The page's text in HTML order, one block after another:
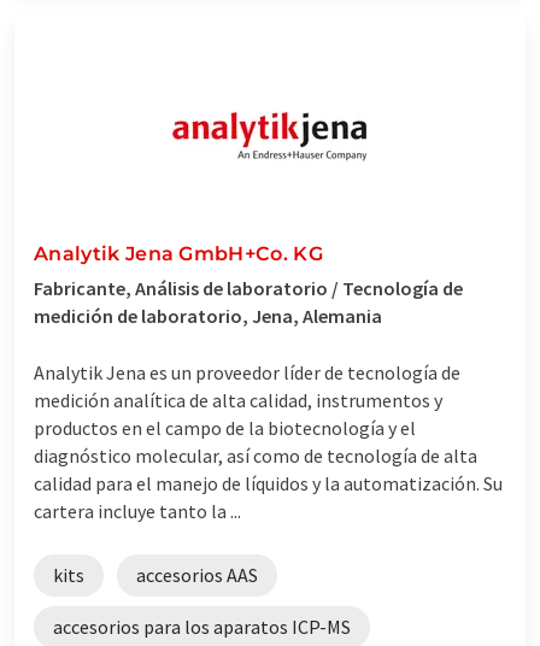
Analytik Jena GmbH+Co. KG
Fabricante, Análisis de laboratorio / Tecnología de
medición de laboratorio, Jena, Alemania
Analytik Jena es un proveedor líder de tecnología de
medición analítica de alta calidad, instrumentos y
productos en el campo de la biotecnología y el
diagnóstico molecular, así como de tecnología de alta
calidad para el manejo de líquidos y la automatización. Su
cartera incluye tanto la ...
kits accesorios AAS
accesorios para los aparatos ICP-MS